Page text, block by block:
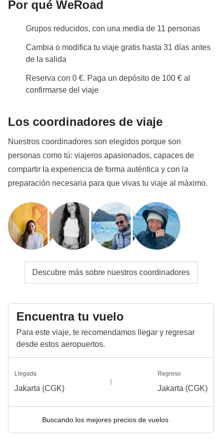
que somos huéspedes de una población menos
acomodada que nosotros, y que está deseosa de
parte para adaptarnos a la situación.
abonar cada participante del viaje directamente in
Posibles cambios
Debido a trabajos en la construcción del metro en
Bali, el itinerario puede verse alterado.
Cultura local
puede estar sujeto a cambios en función de los
horarios de apertura de los lugares públicos. El pack
lunch se convertirá en nuestro mejor amigo y durante
el día podremos comer en zonas privadas. Ser
WeRoader también significa respetar tradiciones
locales como esta, ¡será una oportunidad para
Ver todos los detalles
Por qué WeRoad
Grupos reducidos, con una media de 11 personas
Cambia o modifica tu viaje gratis hasta 31 días antes
de la salida
Reserva con 0 €. Paga un depósito de 100 € al
confirmarse del viaje
Los coordinadores de viaje
Nuestros coordinadores son elegidos porque son
personas como tú: viajeros apasionados, capaces de
compartir la experiencia de forma auténtica y con la
preparación necesaria para que vivas tu viaje al máximo.
Descubre más sobre nuestros coordinadores
Encuentra tu vuelo
Para este viaje, te recomendamos llegar y regresar
desde estos aeropuertos.
Llegada
Jakarta (CGK)
Regreso
Jakarta (CGK)
Buscando los mejores precios de vuelos